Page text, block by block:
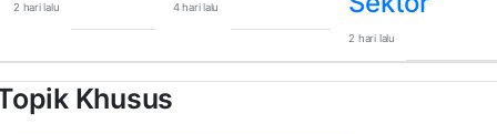
2 hari lalu 4 hari lalu
2 hari lalu
Khusus